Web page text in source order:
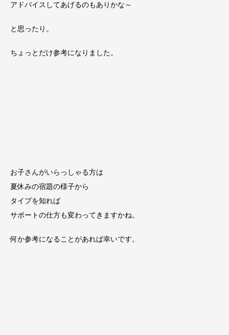
アドバイスしてあげるのもありかな～
と思ったり。
ちょっとだけ参考になりました。
お子さんがいらっしゃる方は
夏休みの宿題の様子から
タイプを知れば
サポートの仕方も変わってきますかね。
何か参考になることがあれば幸いです。